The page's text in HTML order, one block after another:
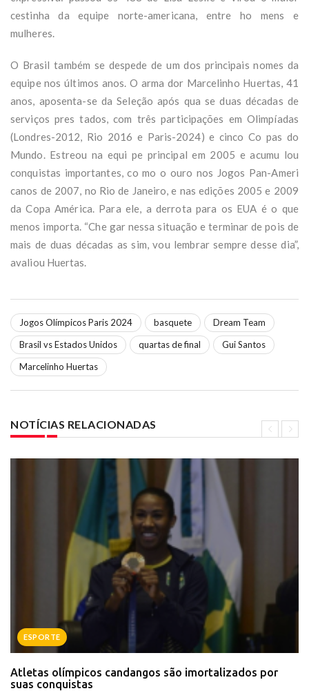
cestinha da equipe norte-americana, entre ho mens e
mulheres.
O Brasil também se despede de um dos principais nomes da
equipe nos últimos anos. O arma dor Marcelinho Huertas, 41
anos, aposenta-se da Seleção após qua se duas décadas de
serviços pres tados, com três participações em Olimpíadas
(Londres-2012, Rio 2016 e Paris-2024) e cinco Co pas do
Mundo. Estreou na equi pe principal em 2005 e acumu lou
conquistas importantes, co mo o ouro nos Jogos Pan-Ameri
canos de 2007, no Rio de Janeiro, e nas edições 2005 e 2009
da Copa América. Para ele, a derrota para os EUA é o que
menos importa. “Che gar nessa situação e terminar de pois de
mais de duas décadas as sim, vou lembrar sempre desse dia”,
avaliou Huertas.
Jogos Olímpicos Paris 2024 basquete
Dream Team
Brasil vs Estados Unidos
quartas de final
Gui Santos
Marcelinho Huertas
NOTÍCIAS RELACIONADAS
ESPORTE
Atletas olímpicos candangos são imortalizados por
suas conquistas